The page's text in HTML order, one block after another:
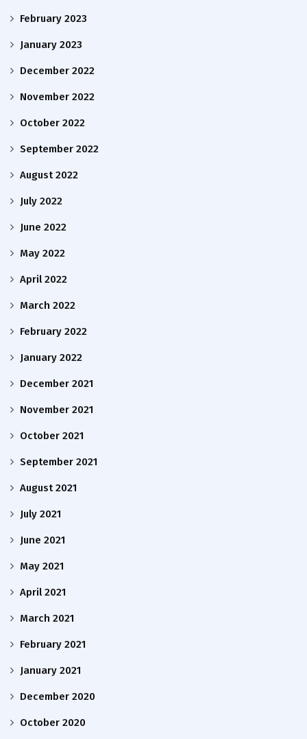
February 2023
January 2023
December 2022
November 2022
October 2022
September 2022
August 2022
July 2022
June 2022
May 2022
April 2022
March 2022
February 2022
January 2022
December 2021
November 2021
October 2021
September 2021
August 2021
July 2021
June 2021
May 2021
April 2021
March 2021
February 2021
January 2021
December 2020
October 2020